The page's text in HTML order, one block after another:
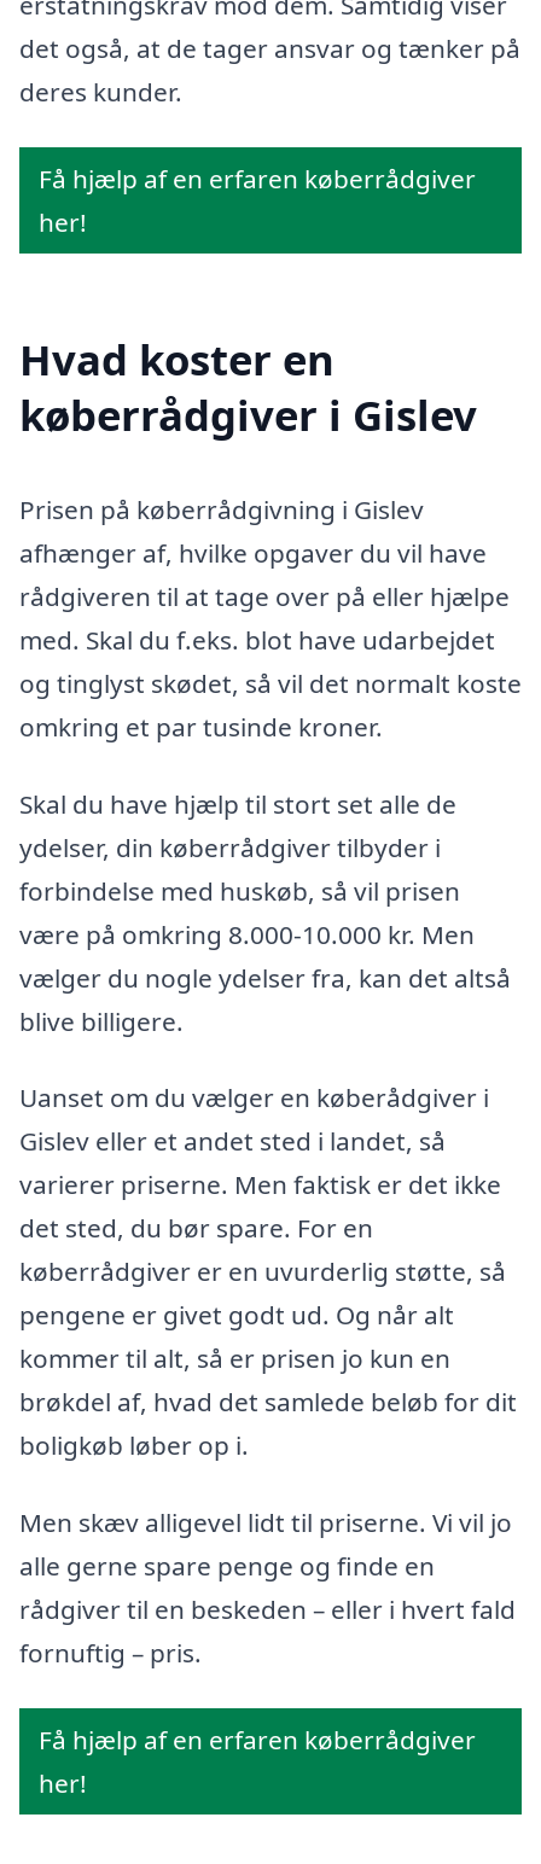
det også, at de tager ansvar og tænker på
deres kunder.
Få hjælp af en erfaren køberrådgiver
her!
Hvad koster en
køberrådgiver i Gislev
Prisen på køberrådgivning i Gislev
afhænger af, hvilke opgaver du vil have
rådgiveren til at tage over på eller hjælpe
med. Skal du f.eks. blot have udarbejdet
og tinglyst skødet, så vil det normalt koste
omkring et par tusinde kroner.
Skal du have hjælp til stort set alle de
ydelser, din køberrådgiver tilbyder i
forbindelse med huskøb, så vil prisen
være på omkring 8.000-10.000 kr. Men
vælger du nogle ydelser fra, kan det altså
blive billigere.
Uanset om du vælger en køberådgiver i
Gislev eller et andet sted i landet, så
varierer priserne. Men faktisk er det ikke
det sted, du bør spare. For en
køberrådgiver er en uvurderlig støtte, så
pengene er givet godt ud. Og når alt
kommer til alt, så er prisen jo kun en
brøkdel af, hvad det samlede beløb for dit
boligkøb løber op i.
Men skæv alligevel lidt til priserne. Vi vil jo
alle gerne spare penge og finde en
rådgiver til en beskeden – eller i hvert fald
fornuftig – pris.
Få hjælp af en erfaren køberrådgiver
her!